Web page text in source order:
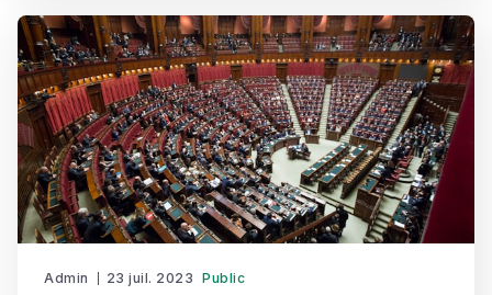
Admin 23 juil. 2023 Public